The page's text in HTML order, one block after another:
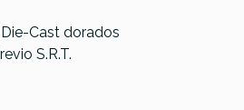
Cast dorados
S.R.T.